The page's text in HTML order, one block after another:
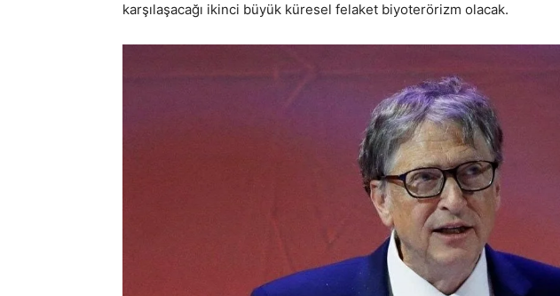
karşılaşacağı ikinci büyük küresel felaket biyoterörizm olacak.